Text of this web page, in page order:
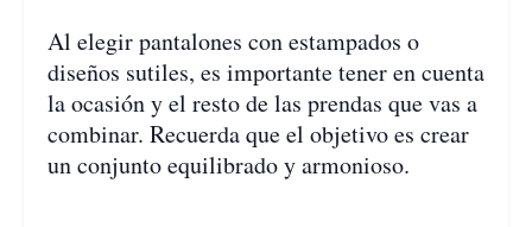
Al elegir pantalones con estampados o
diseños sutiles, es importante tener en cuenta
la ocasión y el resto de las prendas que vas a
combinar. Recuerda que el objetivo es crear
un conjunto equilibrado y armonioso.